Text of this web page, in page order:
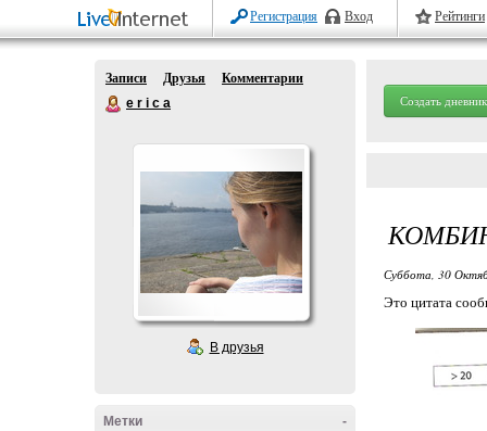
Регистрация Вход Рейтинги
Записи Друзья
Комментарии
e r i c a
В друзья
-
Метки
Создать дневник
Суббота, 30
Это цитата